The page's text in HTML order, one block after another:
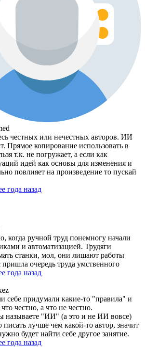
честных или нечестных авторов. ИИ
Прямое копирование использовать в
т.к. не погружает, а если как
идей как основы для изменения и
повлияет на произведение то пускай
года назад
когда ручной труд понемногу начали
и автоматизацией. Трудяги
станки, мол, они лишают работы
очередь труда умственного
года назад
себе придумали какие-то "правила" и
честно, а что не честно.
называете "ИИ" (а это и не ИИ вовсе)
писать лучше чем какой-то автор, значит
будет найти себе другое занятие.
года назад